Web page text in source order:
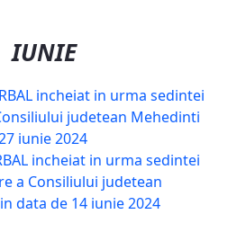
IUNIE
incheiat in urma sedintei
judetean Mehedinti
iunie 2024
incheiat in urma sedintei
a Consiliului judetean
data de 14 iunie 2024